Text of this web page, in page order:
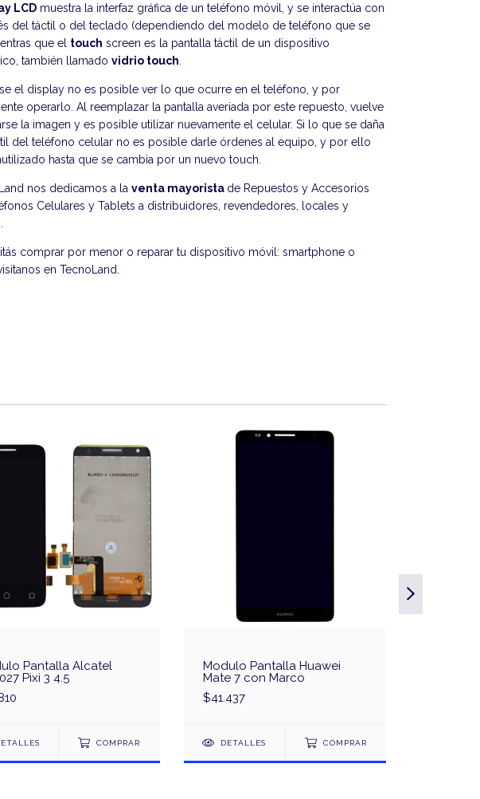
LCD muestra la interfaz gráfica de un teléfono móvil, y se interactúa con
del táctil o del teclado (dependiendo del modelo de teléfono que se
que el touch screen es la pantalla táctil de un dispositivo
también llamado vidrio touch
el display no es posible ver lo que ocurre en el teléfono, y por
operarlo. Al reemplazar la pantalla averiada por este repuesto, vuelve
la imagen y es posible utilizar nuevamente el celular. Si lo que se daña
del teléfono celular no es posible darle órdenes al equipo, y por ello
hasta que se cambia por un nuevo touch.
nos dedicamos a la venta mayorista de Repuestos y Accesorios
Celulares y Tablets a distribuidores, revendedores, locales y
comprar por menor o reparar tu dispositivo móvil: smartphone o
en TecnoLand
Pantalla Alcatel
Pixi 3 4.5
COMPRAR
Modulo Pantalla Huawei
Mate 7 con Marco
$41.437
DETALLES COMPRAR